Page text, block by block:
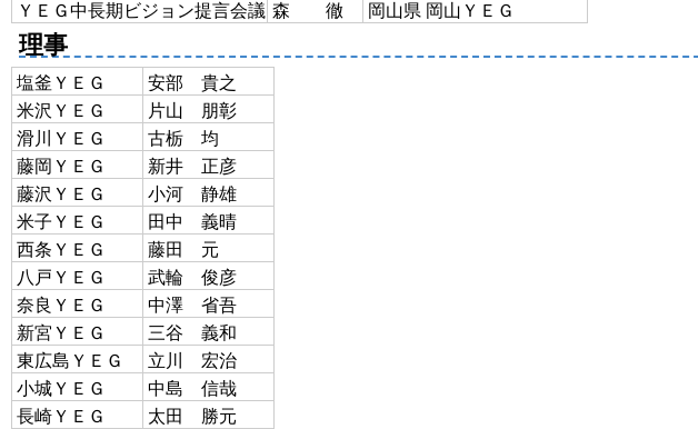
ＹＥＧ中長期ビジョン提言会議 森 徹 岡山県 岡山ＹＥＧ
理事
塩釜ＹＥＧ
安部 貴之
米沢ＹＥＧ
片山 朋彰
滑川ＹＥＧ
古栃 均
藤岡ＹＥＧ
新井 正彦
藤沢ＹＥＧ
小河 静雄
米子ＹＥＧ
田中 義晴
西条ＹＥＧ
藤田 元
八戸ＹＥＧ
武輪 俊彦
奈良ＹＥＧ
中澤 省吾
新宮ＹＥＧ
三谷 義和
東広島ＹＥＧ
立川 宏治
小城ＹＥＧ
中島 信哉
長崎ＹＥＧ
太田 勝元